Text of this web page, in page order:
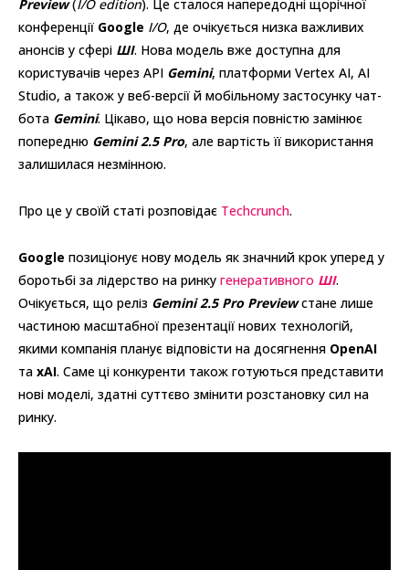
Preview(I/O edition). Це сталося напередодні щорічної
конференції Google I/O, де очікується низка важливих
анонсів у сфері ШІ. Нова модель вже доступна для
користувачів через API Gemini, платформи Vertex AI, AI
Studio, а також у веб-версії й мобільному застосунку чат-
бота Gemini. Цікаво, що нова версія повністю замінює
попередню Gemini 2.5 Pro, але вартість її використання
залишилася незмінною.
Про це у своїй статі розповідає Techcrunch.
Google позиціонує нову модель як значний крок уперед у
боротьбі за лідерство на ринку генеративного ШІ.
Очікується, що реліз Gemini 2.5 Pro Previewстане лише
частиною масштабної презентації нових технологій,
якими компанія планує відповісти на досягнення OpenAI
та xAI. Саме ці конкуренти також готуються представити
нові моделі, здатні суттєво змінити розстановку сил на
ринку.